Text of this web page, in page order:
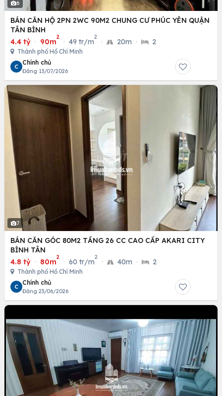
6
BÁN CĂN HỘ 2PN 2WC 90M2 CHUNG CƯ PHÚC YÊN QUẬN
TÂN BÌNH
4.4 tỷ · 90m
2
· 49 tr/m
2
· 20m · 2
Thành phố Hồ Chí Minh
C
Chính chủ
Đăng 13/07/2026
7
BÁN CĂN GÓC 80M2 TẦNG 26 CC CAO CẤP AKARI CITY
BÌNH TÂN
4.8 tỷ · 80m
2
· 60 tr/m
2
· 40m · 2
Thành phố Hồ Chí Minh
C
Chính chủ
Đăng 23/06/2026